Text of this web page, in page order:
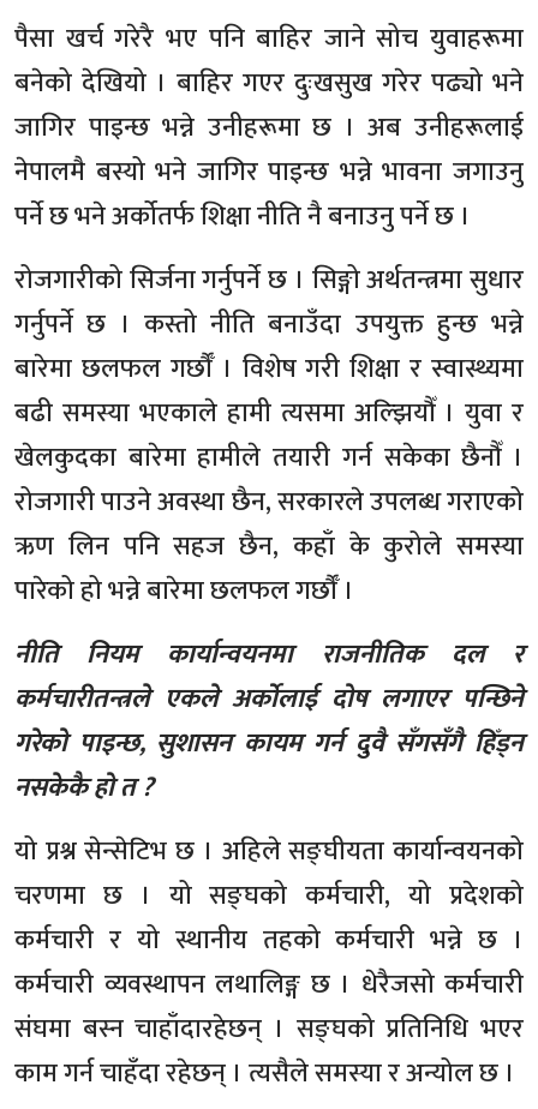
पैसा खर्च गरेरै भए पनि बाहिर जाने सोच युवाहरूमा
बनेको देखियो । बाहिर गएर दुःखसुख गरेर पढ्यो भने
जागिर पाइन्छ भन्ने उनीहरूमा छ । अब उनीहरूलाई
नेपालमै बस्यो भने जागिर पाइन्छ भन्ने भावना जगाउनु
पर्ने छ भने अर्कोतर्फ शिक्षा नीति नै बनाउनु पर्ने छ ।
रोजगारीको सिर्जना गर्नुपर्ने छ । सिङ्गो अर्थतन्त्रमा सुधार
गर्नुपर्ने छ । कस्तो नीति बनाउँदा उपयुक्त हुन्छ भन्ने
बारेमा छलफल गर्छौँ । विशेष गरी शिक्षा र स्वास्थ्यमा
बढी समस्या भएकाले हामी त्यसमा अल्झियौँ । युवा र
खेलकुदका बारेमा हामीले तयारी गर्न सकेका छैनौँ ।
रोजगारी पाउने अवस्था छैन, सरकारले उपलब्ध गराएको
ऋण लिन पनि सहज छैन, कहाँ के कुरोले समस्या
पारेको हो भन्ने बारेमा छलफल गर्छौँ ।
नीति नियम कार्यान्वयनमा राजनीतिक दल र
कर्मचारीतन्त्रले एकले अर्कोलाई दोष लगाएर पन्छिने
गरेको पाइन्छ, सुशासन कायम गर्न दुवै सँगसँगै हिँड्न
नसकेकै हो त ?
यो प्रश्न सेन्सेटिभ छ । अहिले सङ्घीयता कार्यान्वयनको
चरणमा छ । यो सङ्घको कर्मचारी, यो प्रदेशको
कर्मचारी र यो स्थानीय तहको कर्मचारी भन्ने छ ।
कर्मचारी व्यवस्थापन लथालिङ्ग छ । धेरैजसो कर्मचारी
संघमा बस्न चाहाँदारहेछन् । सङ्घको प्रतिनिधि भएर
काम गर्न चाहँदा रहेछन् । त्यसैले समस्या र अन्योल छ ।